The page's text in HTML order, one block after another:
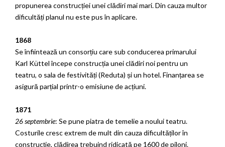
propunerea construcției unei clădiri mai mari. Din cauza multor
dificultăți planul nu este pus în aplicare.
1868
Se înfiintează un consorțiu care sub conducerea primarului
Karl Küttel începe construcția unei clădiri noi pentru un
teatru, o sala de festivități (Reduta) și un hotel. Finanțarea se
asigură parțial printr-o emisiune de acțiuni.
1871
26 septembrie: Se pune piatra de temelie a noului teatru.
Costurile cresc extrem de mult din cauza dificultăților în
construcție, clădirea trebuind ridicată pe 1600 de piloni.